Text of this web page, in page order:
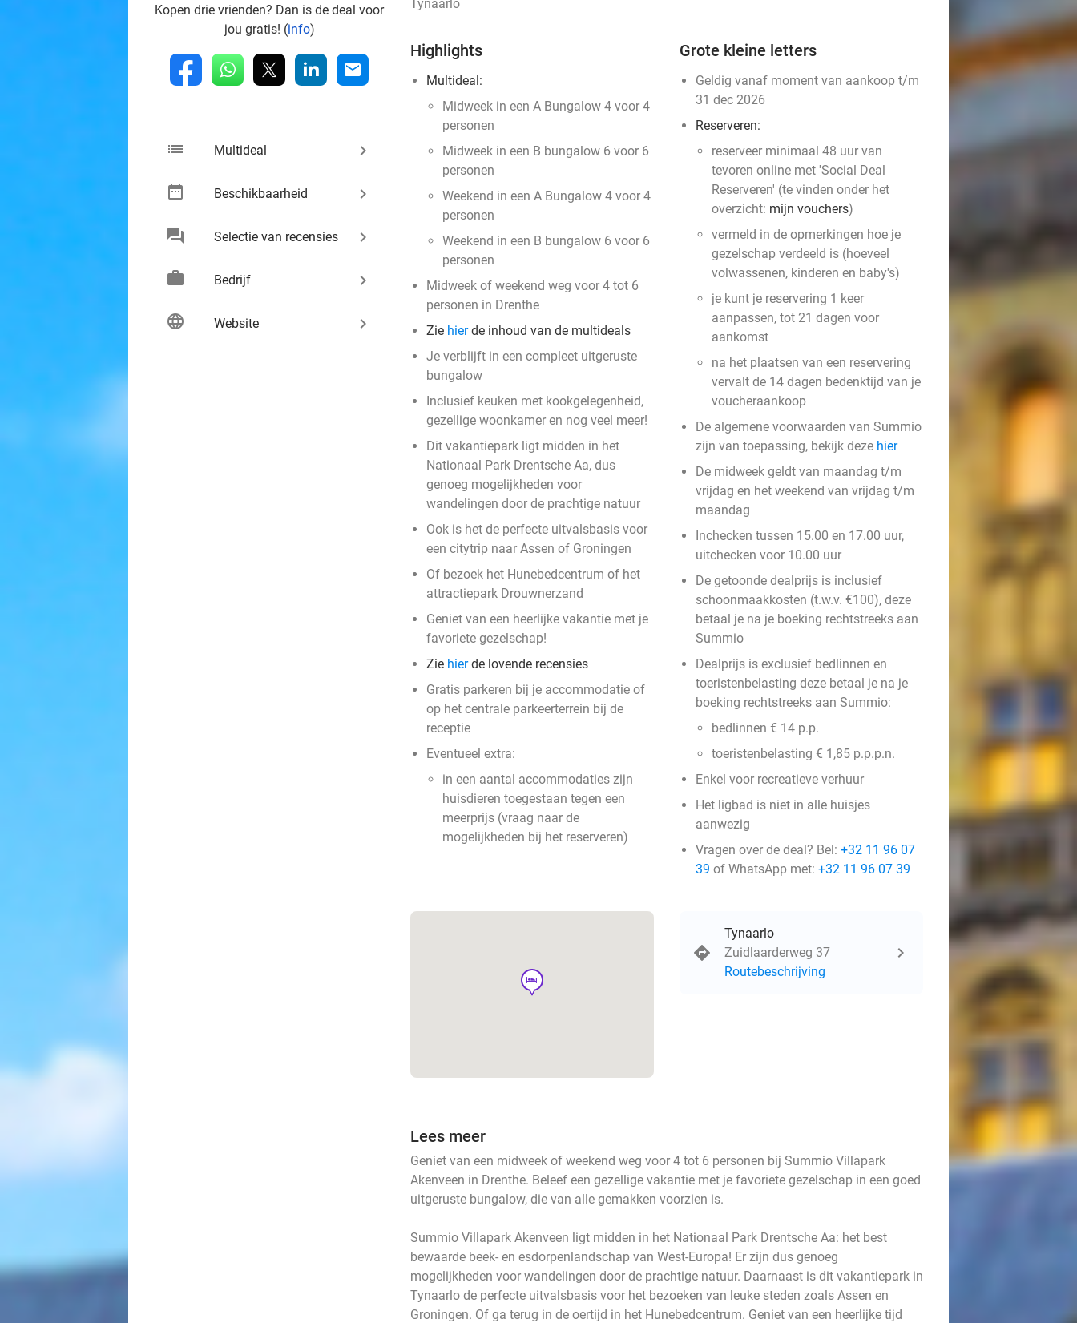
Kopen drie vrienden? Dan is de deal voor
jou gratis! (info)
fb whatsapp linkedin mail
list Multideal keyboard_arrow_right
date_range Beschikbaarheid keyboard_arrow_right
chat Selectie van recensies keyboard_arrow_right
work Bedrijf keyboard_arrow_right
language Website keyboard_arrow_right
Tynaarlo
Highlights
Multideal:
Midweek in een A Bungalow 4 voor 4
personen
Midweek in een B bungalow 6 voor 6
personen
Weekend in een A Bungalow 4 voor 4
personen
Weekend in een B bungalow 6 voor 6
personen
Midweek of weekend weg voor 4 tot 6
personen in Drenthe
Zie hierde inhoud van de multideals
Je verblijft in een compleet uitgeruste
bungalow
Inclusief keuken met kookgelegenheid,
gezellige woonkamer en nog veel meer!
Dit vakantiepark ligt midden in het
Nationaal Park Drentsche Aa, dus
genoeg mogelijkheden voor
wandelingen door de prachtige natuur
Ook is het de perfecte uitvalsbasis voor
een citytrip naar Assen of Groningen
Of bezoek het Hunebedcentrum of het
attractiepark Drouwnerzand
Geniet van een heerlijke vakantie met je
favoriete gezelschap!
Zie hierde lovende recensies
Gratis parkeren bij je accommodatie of
op het centrale parkeerterrein bij de
receptie
Eventueel extra:
in een aantal accommodaties zijn
huisdieren toegestaan tegen een
meerprijs (vraag naar de
mogelijkheden bij het reserveren)
Grote kleine letters
Geldig vanaf moment van aankoop t/m
31 dec 2026
Reserveren:
reserveer minimaal 48 uur van
tevoren online met 'Social Deal
Reserveren' (te vinden onder het
overzicht: mijn vouchers)
vermeld in de opmerkingen hoe je
gezelschap verdeeld is (hoeveel
volwassenen, kinderen en baby's)
je kunt je reservering 1 keer
aanpassen, tot 21 dagen voor
aankomst
na het plaatsen van een reservering
vervalt de 14 dagen bedenktijd van je
voucheraankoop
De algemene voorwaarden van Summio
zijn van toepassing, bekijk deze hier
De midweek geldt van maandag t/m
vrijdag en het weekend van vrijdag t/m
maandag
Inchecken tussen 15.00 en 17.00 uur,
uitchecken voor 10.00 uur
De getoonde dealprijs is inclusief
schoonmaakkosten (t.w.v. €100), deze
betaal je na je boeking rechtstreeks aan
Summio
Dealprijs is exclusief bedlinnen en
toeristenbelasting deze betaal je na je
boeking rechtstreeks aan Summio:
bedlinnen € 14 p.p.
toeristenbelasting € 1,85 p.p.p.n.
Enkel voor recreatieve verhuur
Het ligbad is niet in alle huisjes
aanwezig
Vragen over de deal? Bel: +32 11 96 07
39 of WhatsApp met: +32 11 96 07 39
hotel
Tynaarlo
Zuidlaarderweg 37
Routebeschrijving
Lees meer
Geniet van een midweek of weekend weg voor 4 tot 6 personen bij Summio Villapark
Akenveen in Drenthe. Beleef een gezellige vakantie met je favoriete gezelschap in een goed
uitgeruste bungalow, die van alle gemakken voorzien is.
Summio Villapark Akenveen ligt midden in het Nationaal Park Drentsche Aa: het best
bewaarde beek- en esdorpenlandschap van West-Europa! Er zijn dus genoeg
mogelijkheden voor wandelingen door de prachtige natuur. Daarnaast is dit vakantiepark in
Tynaarlo de perfecte uitvalsbasis voor het bezoeken van leuke steden zoals Assen en
Groningen. Of ga terug in de oertijd in het Hunebedcentrum. Geniet van een heerlijke tijd